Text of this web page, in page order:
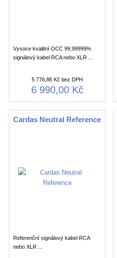
Vysoce kvalitní OCC 99,99999%
signálový kabel RCA nebo XLR ...
5 776,86 Kč bez DPH
6 990,00 Kč
Cardas Neutral Reference
Referenční signálový kabel RCA
nebo XLR ...